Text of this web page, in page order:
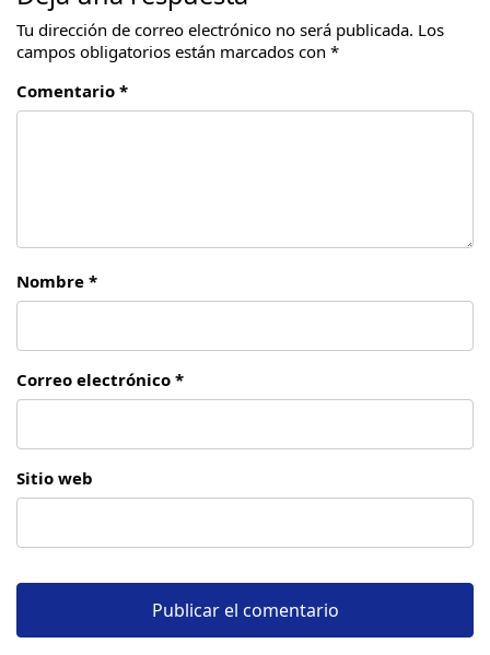
Tu dirección de correo electrónico no será publicada. Los
campos obligatorios están marcados con *
Comentario *
Nombre *
Correo electrónico *
Sitio web